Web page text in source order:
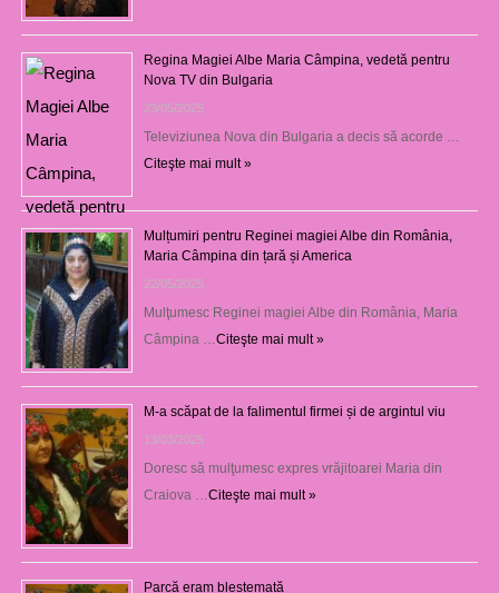
Regina Magiei Albe Maria Câmpina, vedetă pentru
Nova TV din Bulgaria
23/05/2025
Televiziunea Nova din Bulgaria a decis să acorde …
Citeşte mai mult »
Mulțumiri pentru Reginei magiei Albe din România,
Maria Câmpina din țară și America
22/05/2025
Mulţumesc Reginei magiei Albe din România, Maria
Câmpina … Citeşte mai mult »
M-a scăpat de la falimentul firmei și de argintul viu
13/03/2025
Doresc să mulţumesc expres vrăjitoarei Maria din
Craiova … Citeşte mai mult »
Parcă eram blestemată